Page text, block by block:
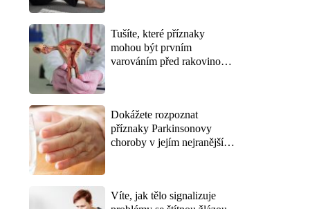
Tušíte, které příznaky
mohou být prvním
varováním před rakovinou
neberou jako ztrátu času
Dokážete rozpoznat
příznaky Parkinsonovy
choroby v jejím nejranějším
rukou
Víte, jak tělo signalizuje